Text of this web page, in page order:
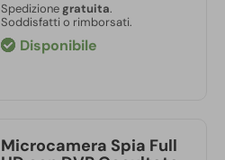
Spedizione gratuita.
Soddisfatti o rimborsati.
Disponibile
Microcamera Spia Full